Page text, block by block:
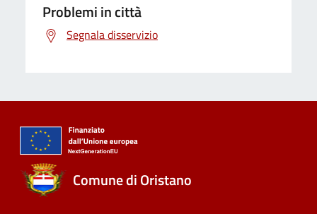
Problemi in città
Segnala disservizio
Comune di Oristano